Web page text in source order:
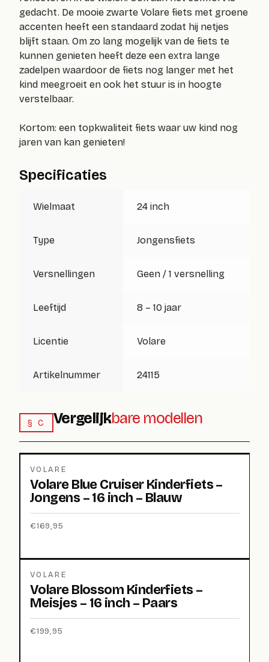
gedacht. De mooie zwarte Volare fiets met groene
accenten heeft een standaard zodat hij netjes
blijft staan. Om zo lang mogelijk van de fiets te
kunnen genieten heeft deze een extra lange
zadelpen waardoor de fiets nog langer met het
kind meegroeit en ook het stuur is in hoogte
verstelbaar.
Kortom: een topkwaliteit fiets waar uw kind nog
jaren van kan genieten!
Specificaties
Wielmaat 24 inch
Type Jongensfiets
Versnellingen Geen / 1 versnelling
Leeftijd 8 – 10 jaar
Licentie Volare
Artikelnummer 24115
§ C Vergelijkbare modellen
VOLARE
Volare Blue Cruiser Kinderfiets –
Jongens – 16 inch – Blauw
€169,95
VOLARE
Volare Blossom Kinderfiets –
Meisjes – 16 inch – Paars
€199,95